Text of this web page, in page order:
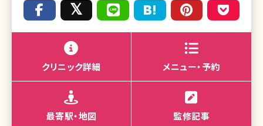
クリニック詳細 メニュー・予約
最寄駅・地図 監修記事